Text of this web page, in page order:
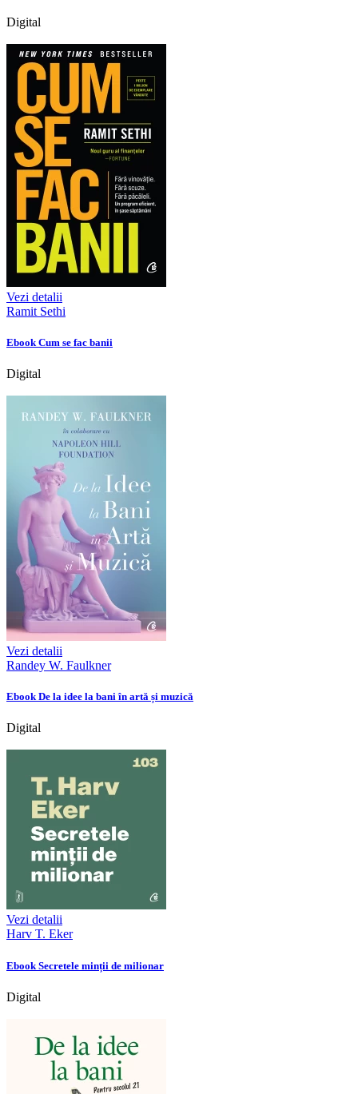
Digital
Vezi detalii
Ramit Sethi
Ebook Cum se fac banii
Digital
Vezi detalii
Randey W. Faulkner
Ebook De la idee la bani în artă și muzică
Digital
Vezi detalii
Harv T. Eker
Ebook Secretele minții de milionar
Digital